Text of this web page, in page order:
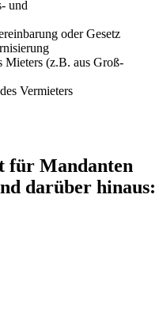
und
oder Gesetz
Mieters (z.B. aus Groß-
Vermieters
für Mandanten
darüber hinaus: